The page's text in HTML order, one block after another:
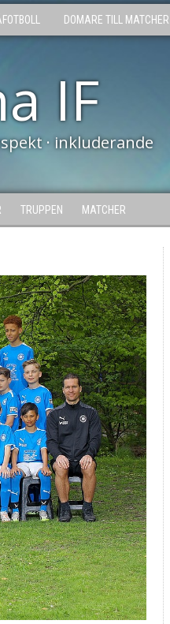
DOMARE TILL MATCHER.
IF
· inkluderande
TRUPPEN MATCHER